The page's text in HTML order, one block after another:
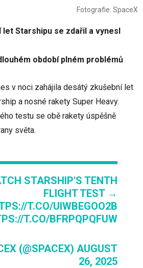
Fotografie: SpaceX
let Starshipu se zdařil a vynesl
období plném problémů
v noci zahájila desátý zkušební let
a nosné rakety Super Heavy.
testu se obě rakety úspěšně
světa.
STARSHIP'S TENTH
FLIGHT TEST →
T.CO/UIWBEGOO2B
T.CO/BFRPQPQFUW
(@SPACEX) AUGUST
26, 2025